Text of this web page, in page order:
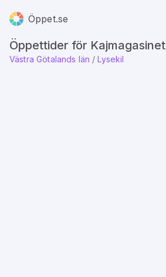
Öppet.se
Öppettider för Kajmagasinet
Västra Götalands län / Lysekil